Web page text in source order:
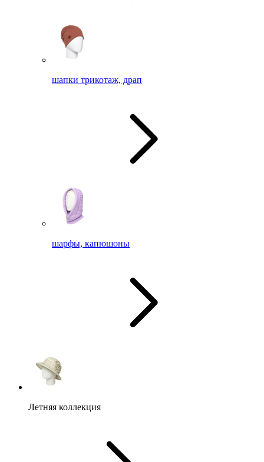
шапки трикотаж, драп
шарфы, капюшоны
Летняя коллекция